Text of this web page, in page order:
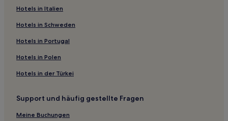
Hesweiler Hotels
Kappel Hotels
Zell Hotels
Niederweiler Hotels
Koppelberg Hotels
Tellig Hotels
Hellertshausen Hotels
Hotels in Italien
Hotels in Schweden
Hotels in Portugal
Hotels in Polen
Hotels in der Türkei
Support und häufig gestellte Fragen
Meine Buchungen